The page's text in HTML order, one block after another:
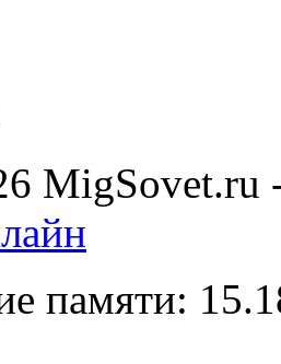
MigSovet.ru
памяти: